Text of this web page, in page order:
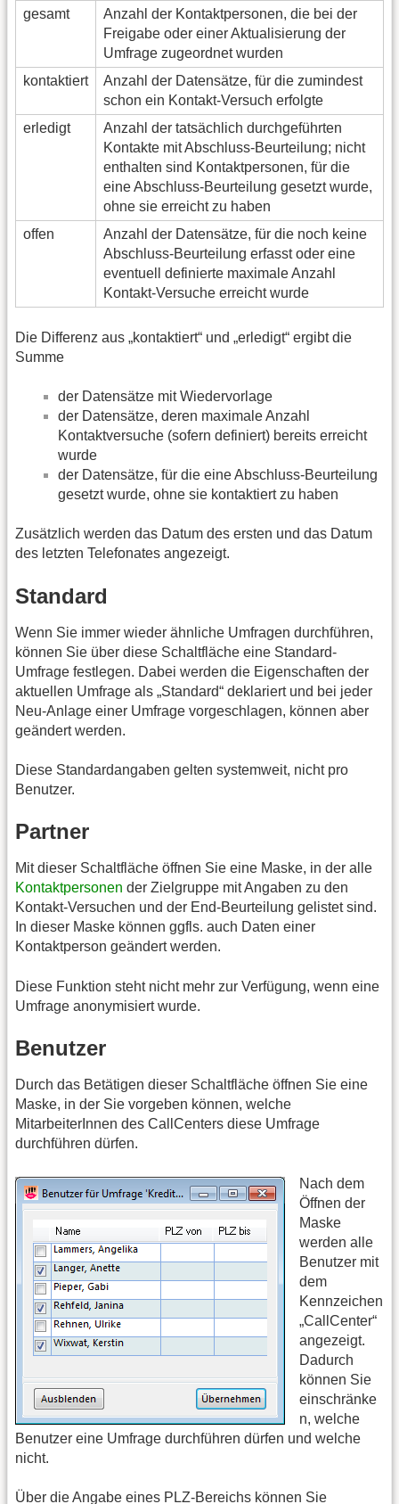
gesamt
Anzahl der Kontaktpersonen, die bei der
Freigabe oder einer Aktualisierung der
Umfrage zugeordnet wurden
kontaktiert
Anzahl der Datensätze, für die zumindest
schon ein Kontakt-Versuch erfolgte
erledigt
Anzahl der tatsächlich durchgeführten
Kontakte mit Abschluss-Beurteilung; nicht
enthalten sind Kontaktpersonen, für die
eine Abschluss-Beurteilung gesetzt wurde,
ohne sie erreicht zu haben
offen
Anzahl der Datensätze, für die noch keine
Abschluss-Beurteilung erfasst oder eine
eventuell definierte maximale Anzahl
Kontakt-Versuche erreicht wurde
Die Differenz aus „kontaktiert“ und „erledigt“ ergibt die
Summe
der Datensätze mit Wiedervorlage
der Datensätze, deren maximale Anzahl
Kontaktversuche (sofern definiert) bereits erreicht
wurde
der Datensätze, für die eine Abschluss-Beurteilung
gesetzt wurde, ohne sie kontaktiert zu haben
Zusätzlich werden das Datum des ersten und das Datum
des letzten Telefonates angezeigt.
Standard
Wenn Sie immer wieder ähnliche Umfragen durchführen,
können Sie über diese Schaltfläche eine Standard-
Umfrage festlegen. Dabei werden die Eigenschaften der
aktuellen Umfrage als „Standard“ deklariert und bei jeder
Neu-Anlage einer Umfrage vorgeschlagen, können aber
geändert werden.
Diese Standardangaben gelten systemweit, nicht pro
Benutzer.
Partner
Mit dieser Schaltfläche öffnen Sie eine Maske, in der alle
Kontaktpersonen der Zielgruppe mit Angaben zu den
Kontakt-Versuchen und der End-Beurteilung gelistet sind.
In dieser Maske können ggfls. auch Daten einer
Kontaktperson geändert werden.
Diese Funktion steht nicht mehr zur Verfügung, wenn eine
Umfrage anonymisiert wurde.
Benutzer
Durch das Betätigen dieser Schaltfläche öffnen Sie eine
Maske, in der Sie vorgeben können, welche
MitarbeiterInnen des CallCenters diese Umfrage
durchführen dürfen.
Nach dem
Öffnen der
Maske
werden alle
Benutzer mit
dem
Kennzeichen
„CallCenter“
angezeigt.
Dadurch
können Sie
einschränke
n, welche
Benutzer eine Umfrage durchführen dürfen und welche
nicht.
Über die Angabe eines PLZ-Bereichs können Sie